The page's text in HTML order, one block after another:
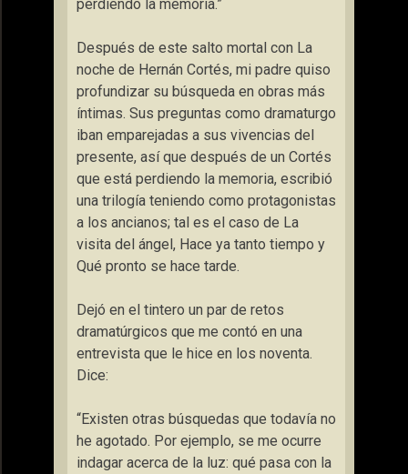
perdiendo la memoria.”
Después de este salto mortal con La
noche de Hernán Cortés, mi padre quiso
profundizar su búsqueda en obras más
íntimas. Sus preguntas como dramaturgo
iban emparejadas a sus vivencias del
presente, así que después de un Cortés
que está perdiendo la memoria, escribió
una trilogía teniendo como protagonistas
a los ancianos; tal es el caso de La
visita del ángel, Hace ya tanto tiempo y
Qué pronto se hace tarde.
Dejó en el tintero un par de retos
dramatúrgicos que me contó en una
entrevista que le hice en los noventa.
Dice:
“Existen otras búsquedas que todavía no
he agotado. Por ejemplo, se me ocurre
indagar acerca de la luz: qué pasa con la